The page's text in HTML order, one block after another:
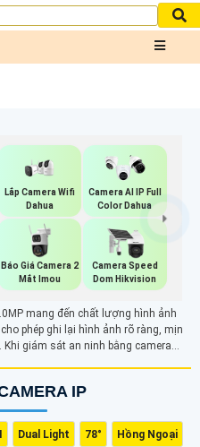
Lắp Camera Wifi
Dahua
Camera AI IP Full
Color Dahua
Báo Giá Camera 2
Mắt Imou
Camera Speed
Dom Hikvision
mang đến chất lượng hình ảnh
phép ghi lại hình ảnh rõ ràng, mịn
giám sát an ninh bằng camera
IP
Dual Light 78° Hồng Ngoại